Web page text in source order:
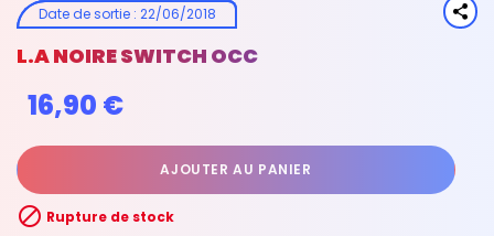
Date de sortie: 22/06/2018
L.A NOIRE SWITCH OCC
16,90 €
AJOUTER AU PANIER
 Rupture de stock